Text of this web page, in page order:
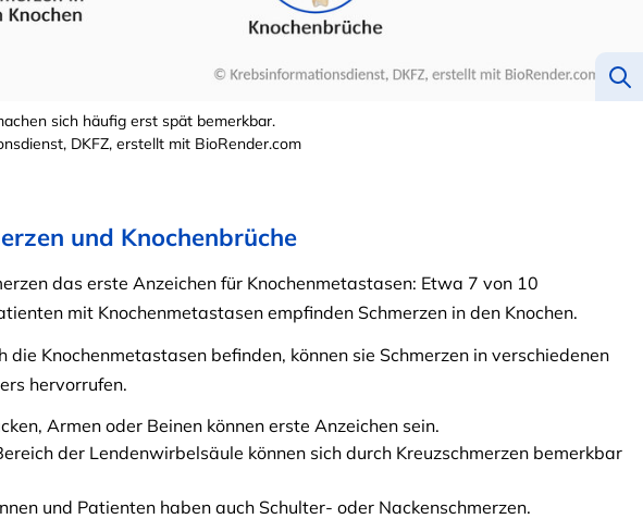
sich häufig erst spät bemerkbar.
DKFZ, erstellt mit BioRender.com
und Knochenbrüche
das erste Anzeichen für Knochenmetastasen: Etwa 7 von 10
mit Knochenmetastasen empfinden Schmerzen in den Knochen.
die Knochenmetastasen befinden, können sie Schmerzen in verschiedenen
hervorrufen.
Armen oder Beinen können erste Anzeichen sein.
der Lendenwirbelsäule können sich durch Kreuzschmerzen bemerkbar
und Patienten haben auch Schulter- oder Nackenschmerzen.